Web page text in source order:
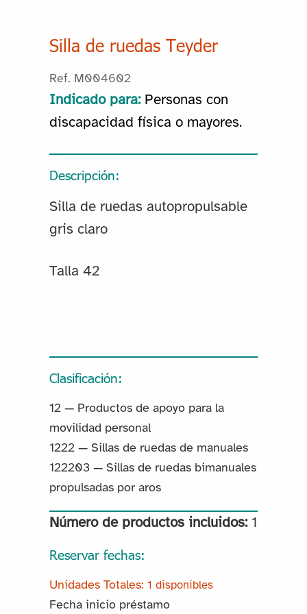
Silla de ruedas Teyder
Ref. M004602
Indicado para: Personas con
discapacidad física o mayores.
Descripción:
Silla de ruedas autopropulsable
gris claro
Talla 42
Clasificación:
12 — Productos de apoyo para la
movilidad personal
1222 — Sillas de ruedas de manuales
122203 — Sillas de ruedas bimanuales
propulsadas por aros
Número de productos incluidos:1
Reservar fechas:
1 disponibles
Fecha inicio préstamo